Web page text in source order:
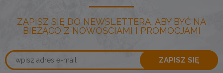
ZAPISZ SIĘ DO NEWSLETTERA, ABY BYĆ NA
BIEŻĄCO Z NOWOŚCIAMI I PROMOCJAMI
ZAPISZ SIĘ